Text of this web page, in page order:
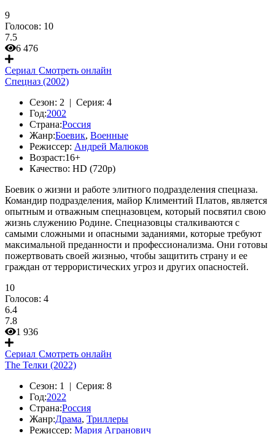
9
Голосов: 10
7.5
6 476
Сериал Смотреть онлайн
Спецназ (2002)
Сезон: 2 | Серия: 4
Год:2002
Страна:Россия
Жанр:Боевик, Военные
Режиссер: Андрей Малюков
Возраст:16+
Качество: HD (720p)
Боевик о жизни и работе элитного подразделения спецназа.
Командир подразделения, майор Климентий Платов, является
опытным и отважным спецназовцем, который посвятил свою
жизнь служению Родине. Спецназовцы сталкиваются с
самыми сложными и опасными заданиями, которые требуют
максимальной преданности и профессионализма. Они готовы
пожертвовать своей жизнью, чтобы защитить страну и ее
граждан от террористических угроз и других опасностей.
10
Голосов: 4
6.4
7.8
1 936
Сериал Смотреть онлайн
The Телки (2022)
Сезон: 1 | Серия: 8
Год:2022
Страна:Россия
Жанр:Драма, Триллеры
Режиссер: Мария Агранович